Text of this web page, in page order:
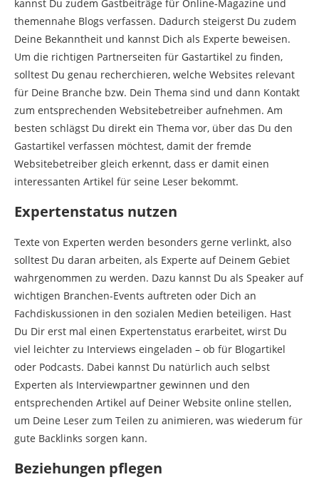
kannst Du zudem Gastbeiträge für Online-Magazine und
themennahe Blogs verfassen. Dadurch steigerst Du zudem
Deine Bekanntheit und kannst Dich als Experte beweisen.
Um die richtigen Partnerseiten für Gastartikel zu finden,
solltest Du genau recherchieren, welche Websites relevant
für Deine Branche bzw. Dein Thema sind und dann Kontakt
zum entsprechenden Websitebetreiber aufnehmen. Am
besten schlägst Du direkt ein Thema vor, über das Du den
Gastartikel verfassen möchtest, damit der fremde
Websitebetreiber gleich erkennt, dass er damit einen
interessanten Artikel für seine Leser bekommt.
Expertenstatus nutzen
Texte von Experten werden besonders gerne verlinkt, also
solltest Du daran arbeiten, als Experte auf Deinem Gebiet
wahrgenommen zu werden. Dazu kannst Du als Speaker auf
wichtigen Branchen-Events auftreten oder Dich an
Fachdiskussionen in den sozialen Medien beteiligen. Hast
Du Dir erst mal einen Expertenstatus erarbeitet, wirst Du
viel leichter zu Interviews eingeladen – ob für Blogartikel
oder Podcasts. Dabei kannst Du natürlich auch selbst
Experten als Interviewpartner gewinnen und den
entsprechenden Artikel auf Deiner Website online stellen,
um Deine Leser zum Teilen zu animieren, was wiederum für
gute Backlinks sorgen kann.
Beziehungen pflegen